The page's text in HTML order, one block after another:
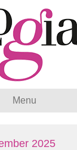
Menu
2025